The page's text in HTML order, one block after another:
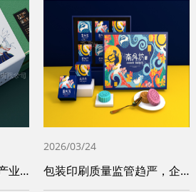
智能化改造加速，印刷产业竞争力稳步提升
2026/03/24
包装印刷质量监管趋严，企业诚信体系建设成